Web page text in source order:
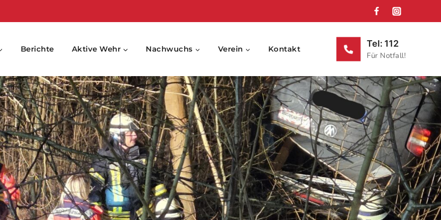
Berichte Aktive Wehr Nachwuchs Verein Kontakt
Tel: 112
Für Notfall!